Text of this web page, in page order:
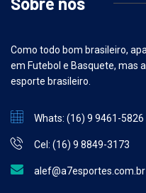
Sobre nós
Como todo bom brasileiro,
em Futebol e Basquete, mas
esporte brasileiro.
Whats: (16) 9 9461-5826
Cel: (16) 9 8849-3173
alef@a7esportes.com.br